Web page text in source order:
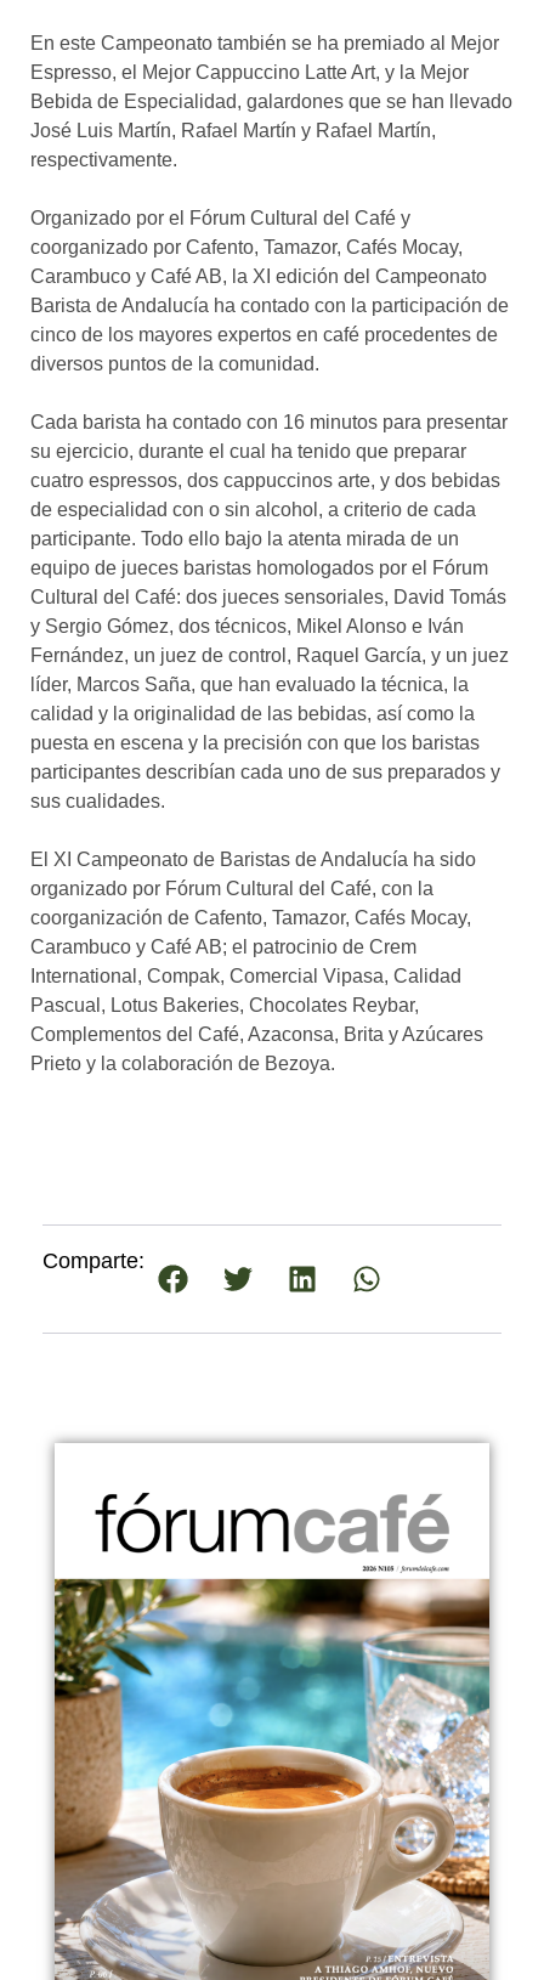
En este Campeonato también se ha premiado al Mejor
Espresso, el Mejor Cappuccino Latte Art, y la Mejor
Bebida de Especialidad, galardones que se han llevado
José Luis Martín, Rafael Martín y Rafael Martín,
respectivamente.
Organizado por el Fórum Cultural del Café y
coorganizado por Cafento, Tamazor, Cafés Mocay,
Carambuco y Café AB, la XI edición del Campeonato
Barista de Andalucía ha contado con la participación de
cinco de los mayores expertos en café procedentes de
diversos puntos de la comunidad.
Cada barista ha contado con 16 minutos para presentar
su ejercicio, durante el cual ha tenido que preparar
cuatro espressos, dos cappuccinos arte, y dos bebidas
de especialidad con o sin alcohol, a criterio de cada
participante. Todo ello bajo la atenta mirada de un
equipo de jueces baristas homologados por el Fórum
Cultural del Café: dos jueces sensoriales, David Tomás
y Sergio Gómez, dos técnicos, Mikel Alonso e Iván
Fernández, un juez de control, Raquel García, y un juez
líder, Marcos Saña, que han evaluado la técnica, la
calidad y la originalidad de las bebidas, así como la
puesta en escena y la precisión con que los baristas
participantes describían cada uno de sus preparados y
sus cualidades.
El XI Campeonato de Baristas de Andalucía ha sido
organizado por Fórum Cultural del Café, con la
coorganización de Cafento, Tamazor, Cafés Mocay,
Carambuco y Café AB; el patrocinio de Crem
International, Compak, Comercial Vipasa, Calidad
Pascual, Lotus Bakeries, Chocolates Reybar,
Complementos del Café, Azaconsa, Brita y Azúcares
Prieto y la colaboración de Bezoya.
Comparte: